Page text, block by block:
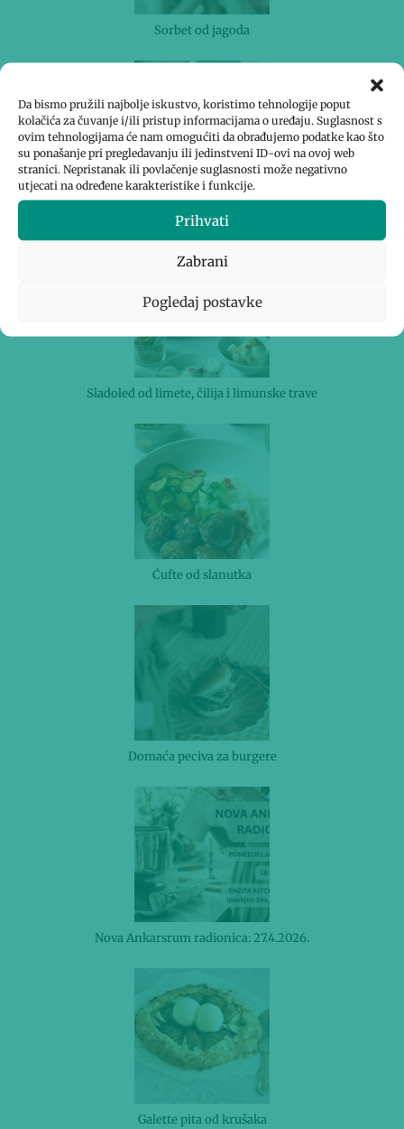
Da bismo pružili najbolje iskustvo, koristimo tehnologije poput
kolačića za čuvanje i/ili pristup informacijama o uređaju. Suglasnost s
ovim tehnologijama će nam omogućiti da obrađujemo podatke kao što
su ponašanje pri pregledavanju ili jedinstveni ID-ovi na ovoj web
stranici. Nepristanak ili povlačenje suglasnosti može negativno
utjecati na određene karakteristike i funkcije.
Prihvati
Zabrani
Pogledaj postavke
Sorbet od jagoda
Sladoled od pistacija s umakom od bijele čokolade
Sladoled od limete, čilija i limunske trave
Ćufte od slanutka
Domaća peciva za burgere
Nova Ankarsrum radionica: 27.4.2026.
Galette pita od krušaka